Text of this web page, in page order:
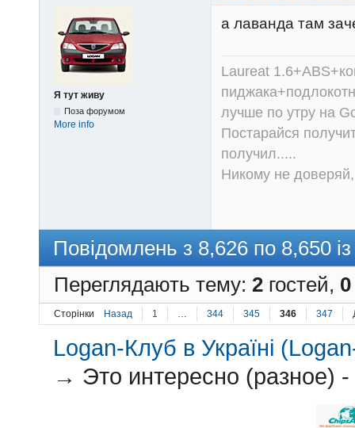
Я тут живу
Поза форумом
More info
а лаванда там
Laureat
лучше по утру на
Постарайся
получил.....
Никому не
Повідомлень з 8,626 по 8,650
Переглядають тему: 2 гостей, 0
Сторінки Назад 1 344 345 346 347
Logan-Клуб в Україні
→ Это интересно (разное) -